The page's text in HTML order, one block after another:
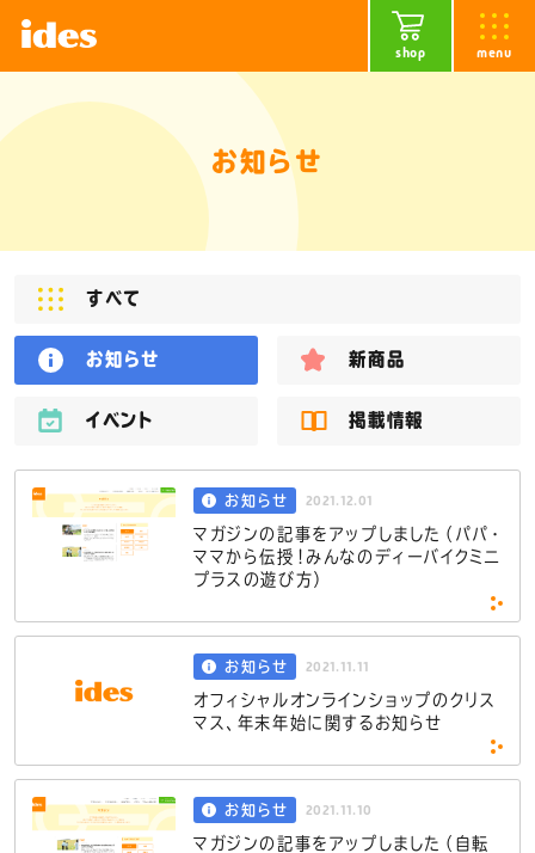
shop menu
お知らせ
すべて
お知らせ 新商品
イベント 掲載情報
お知らせ 2021.12.01
マガジンの記事をアップしました（パパ・
ママから伝授！みんなのディーバイクミニ
プラスの遊び方）
お知らせ 2021.11.11
オフィシャルオンラインショップのクリス
マス、年末年始に関するお知らせ
お知らせ 2021.11.10
マガジンの記事をアップしました（自転